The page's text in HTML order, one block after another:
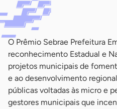
O Prêmio Sebrae Prefeitura
reconhecimento Estadual e
projetos municipais de
e ao desenvolvimento
públicas voltadas às micro e
gestores municipais que